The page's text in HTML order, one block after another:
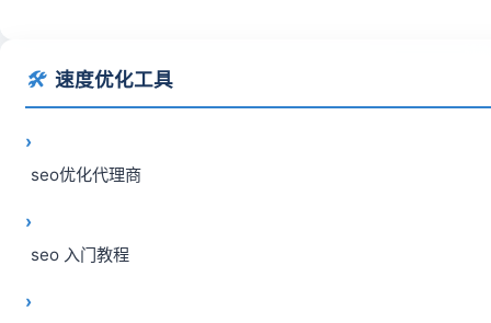
🛠️ 速度优化工具
seo优化代理商
seo 入门教程